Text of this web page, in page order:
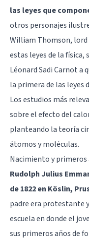
las leyes que
otros personajes
William Thomson, lord
estas leyes de la física,
Léonard Sadi Carnot a
la primera de las leyes
Los estudios más
sobre el efecto del
planteando la teoría
átomos y moléculas.
Nacimiento y primeros
Rudolph Julius
de 1822 en Köslin,
padre era protestante
escuela en donde el
sus primeros años de